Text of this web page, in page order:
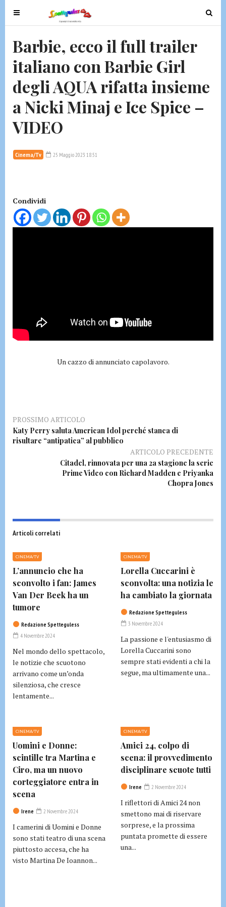
T
o
g
l
e
n
v
i
g
t
T
o
n
Barbie, ecco il full trailer
italiano con Barbie Girl
degli AQUA rifatta insieme
a Nicki Minaj e Ice Spice –
VIDEO
Cinema/Tv 25 Maggio 2023 18:51
Condividi
Un cazzo di annunciato capolavoro.
PROSSIMO ARTICOLO
Katy Perry saluta American Idol perché stanca di
risultare “antipatica” al pubblico
ARTICOLO PRECEDENTE
Citadel, rinnovata per una 2a stagione la serie
Prime Video con Richard Madden e Priyanka
Chopra Jones
Articoli correlati
CINEMA/TV
L’annuncio che ha
sconvolto i fan: James
Van Der Beek ha un
tumore
Redazione Spetteguless
4 Novembre 2024
Nel mondo dello spettacolo,
le notizie che scuotono
arrivano come un’onda
silenziosa, che cresce
lentamente...
CINEMA/TV
Lorella Cuccarini è
sconvolta: una notizia le
ha cambiato la giornata
Redazione Spetteguless
3 Novembre 2024
La passione e l'entusiasmo di
Lorella Cuccarini sono
sempre stati evidenti a chi la
segue, ma ultimamente una...
CINEMA/TV
Uomini e Donne:
scintille tra Martina e
Ciro, ma un nuovo
corteggiatore entra in
scena
Irene 2 Novembre 2024
I camerini di Uomini e Donne
sono stati teatro di una scena
piuttosto accesa, che ha
visto Martina De Ioannon...
CINEMA/TV
Amici 24, colpo di
scena: il provvedimento
disciplinare scuote tutti
Irene 2 Novembre 2024
I riflettori di Amici 24 non
smettono mai di riservare
sorprese, e la prossima
puntata promette di essere
una...